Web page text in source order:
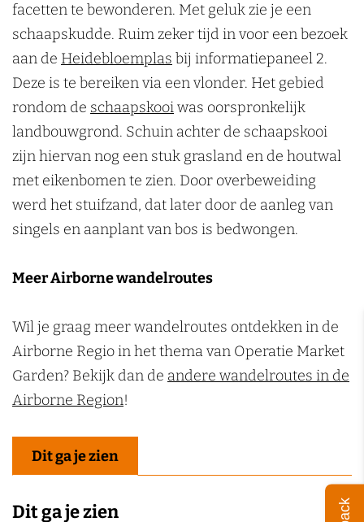
facetten te bewonderen. Met geluk zie je een
schaapskudde. Ruim zeker tijd in voor een bezoek
aan de Heidebloemplas bij informatiepaneel 2.
Deze is te bereiken via een vlonder. Het gebied
rondom de schaapskooiwas oorspronkelijk
landbouwgrond. Schuin achter de schaapskooi
zijn hiervan nog een stuk grasland en de houtwal
met eikenbomen te zien. Door overbeweiding
werd het stuifzand, dat later door de aanleg van
singels en aanplant van bos is bedwongen.
Meer Airborne wandelroutes
Wil je graag meer wandelroutes ontdekken in de
Airborne Regio in het thema van Operatie Market
Garden? Bekijk dan de andere wandelroutes in de
Airborne Region!
Dit ga je zien
Dit ga je zien